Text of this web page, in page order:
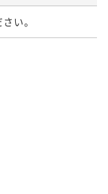
い。